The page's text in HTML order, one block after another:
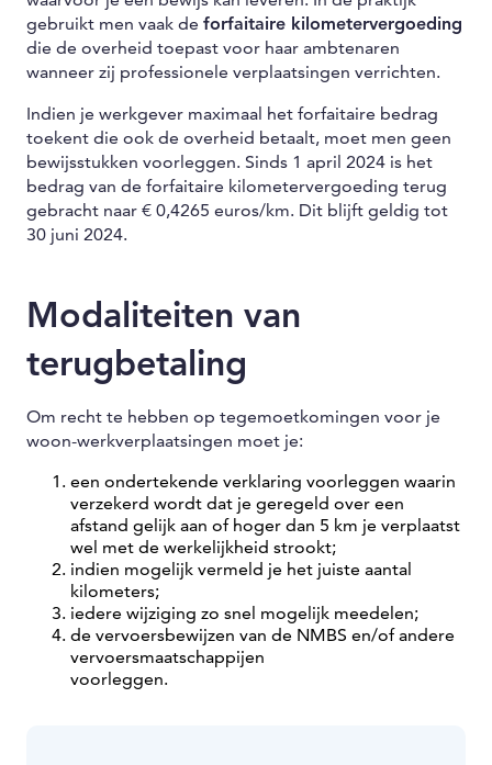
gebruikt men vaak de forfaitaire kilometervergoeding
die de overheid toepast voor haar ambtenaren
wanneer zij professionele verplaatsingen verrichten.
Indien je werkgever maximaal het forfaitaire bedrag
toekent die ook de overheid betaalt, moet men geen
bewijsstukken voorleggen. Sinds 1 april 2024 is het
bedrag van de forfaitaire kilometervergoeding terug
gebracht naar € 0,4265 euros/km. Dit blijft geldig tot
30 juni 2024.
Modaliteiten van
terugbetaling
Om recht te hebben op tegemoetkomingen voor je
woon-werkverplaatsingen moet je:
een ondertekende verklaring voorleggen waarin
verzekerd wordt dat je geregeld over een
afstand gelijk aan of hoger dan 5 km je verplaatst
wel met de werkelijkheid strookt;
indien mogelijk vermeld je het juiste aantal
kilometers;
iedere wijziging zo snel mogelijk meedelen;
de vervoersbewijzen van de NMBS en/of andere
vervoersmaatschappijen
voorleggen.